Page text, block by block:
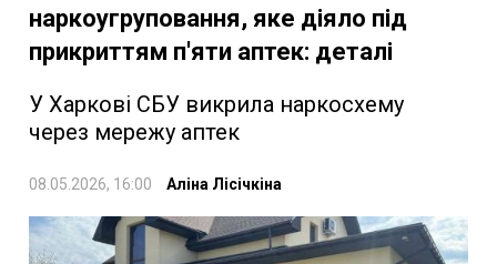
наркоугруповання, яке діяло під
прикриттям п'яти аптек: деталі
У Харкові СБУ викрила наркосхему
через мережу аптек
08.05.2026, 16:00 Аліна Лісічкіна